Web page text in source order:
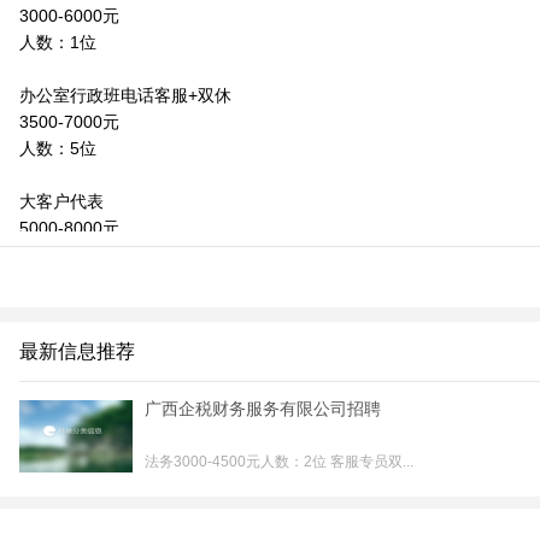
3000-6000元
人数：1位
办公室行政班电话客服+双休
3500-7000元
人数：5位
大客户代表
5000-8000元
人数：5位
联系我时，请说是在桂林生活网看到的，谢谢！
最新信息推荐
广西企税财务服务有限公司招聘
法务3000-4500元人数：2位 客服专员双...